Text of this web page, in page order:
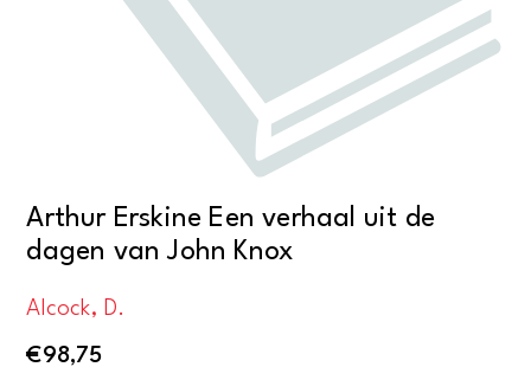
Arthur Erskine Een verhaal uit de
dagen van John Knox
Alcock, D.
€98,75